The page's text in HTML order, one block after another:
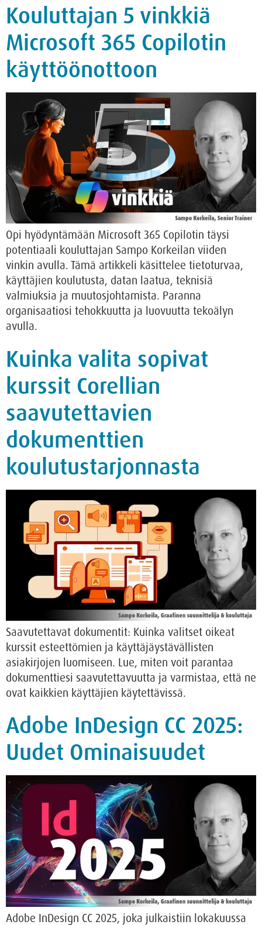
Kouluttajan 5 vinkkiä
Microsoft 365 Copilotin
käyttöönottoon
Opi hyödyntämään Microsoft 365 Copilotin täysi
potentiaali kouluttajan Sampo Korkeilan viiden
vinkin avulla. Tämä artikkeli käsittelee tietoturvaa,
käyttäjien koulutusta, datan laatua, teknisiä
valmiuksia ja muutosjohtamista. Paranna
organisaatiosi tehokkuutta ja luovuutta tekoälyn
avulla.
Kuinka valita sopivat
kurssit Corellian
saavutettavien
dokumenttien
koulutustarjonnasta
Saavutettavat dokumentit: Kuinka valitset oikeat
kurssit esteettömien ja käyttäjäystävällisten
asiakirjojen luomiseen. Lue, miten voit parantaa
dokumenttiesi saavutettavuutta ja varmistaa, että ne
ovat kaikkien käyttäjien käytettävissä.
Adobe InDesign CC 2025:
Uudet Ominaisuudet
Adobe InDesign CC 2025, joka julkaistiin lokakuussa